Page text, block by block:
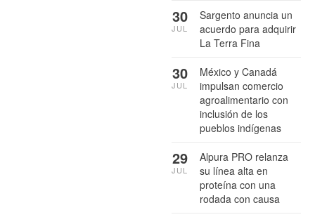
Sargento anuncia un
acuerdo para adquirir
La Terra Fina
30
JUL
México y Canadá
impulsan comercio
agroalimentario con
inclusión de los
pueblos indígenas
30
JUL
Alpura PRO relanza
su línea alta en
proteína con una
rodada con causa
29
JUL